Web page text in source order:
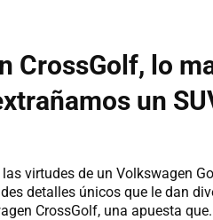
CrossGolf, lo
un
virtudes de un Volkswagen
detalles únicos que le dan
CrossGolf, una apuesta